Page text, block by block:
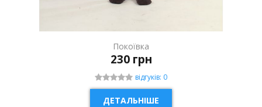
Покоївка
230 грн
відгуків: 0
ДЕТАЛЬНІШЕ